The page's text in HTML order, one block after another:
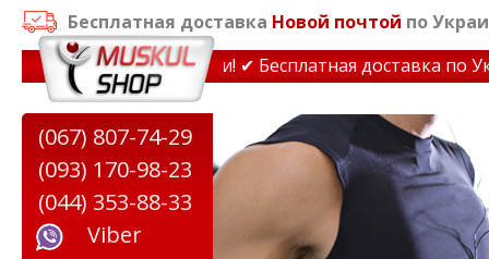
Бесплатная доставка Новой почтой по
до 15% Звони! ✔ Бесплатная доставка по Украине
(067) 807-74-29
(093) 170-98-23
(044) 353-88-33
Viber